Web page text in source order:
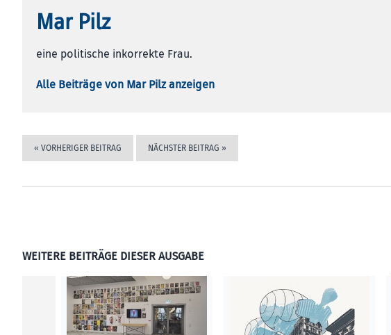
Mar Pilz
eine politische inkorrekte Frau.
Alle Beiträge von Mar Pilz anzeigen
« VORHERIGER BEITRAG NÄCHSTER BEITRAG »
WEITERE BEITRÄGE DIESER AUSGABE